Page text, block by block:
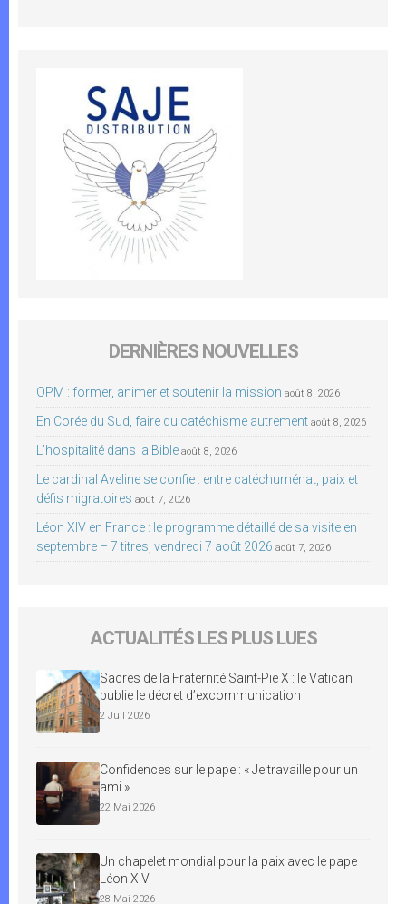
DERNIÈRES NOUVELLES
OPM : former, animer et soutenir la mission août 8, 2026
En Corée du Sud, faire du catéchisme autrement août 8, 2026
L’hospitalité dans la Bible août 8, 2026
Le cardinal Aveline se confie : entre catéchuménat, paix et
défis migratoires août 7, 2026
Léon XIV en France : le programme détaillé de sa visite en
septembre – 7 titres, vendredi 7 août 2026 août 7, 2026
ACTUALITÉS LES PLUS LUES
Sacres de la Fraternité Saint-Pie X : le Vatican
publie le décret d’excommunication
2 Juil 2026
Confidences sur le pape : « Je travaille pour un
ami »
22 Mai 2026
Un chapelet mondial pour la paix avec le pape
Léon XIV
28 Mai 2026